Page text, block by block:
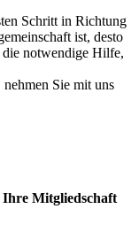
Schritt in Richtung
ist, desto
die notwendige Hilfe,
Sie mit uns
Ihre Mitgliedschaft